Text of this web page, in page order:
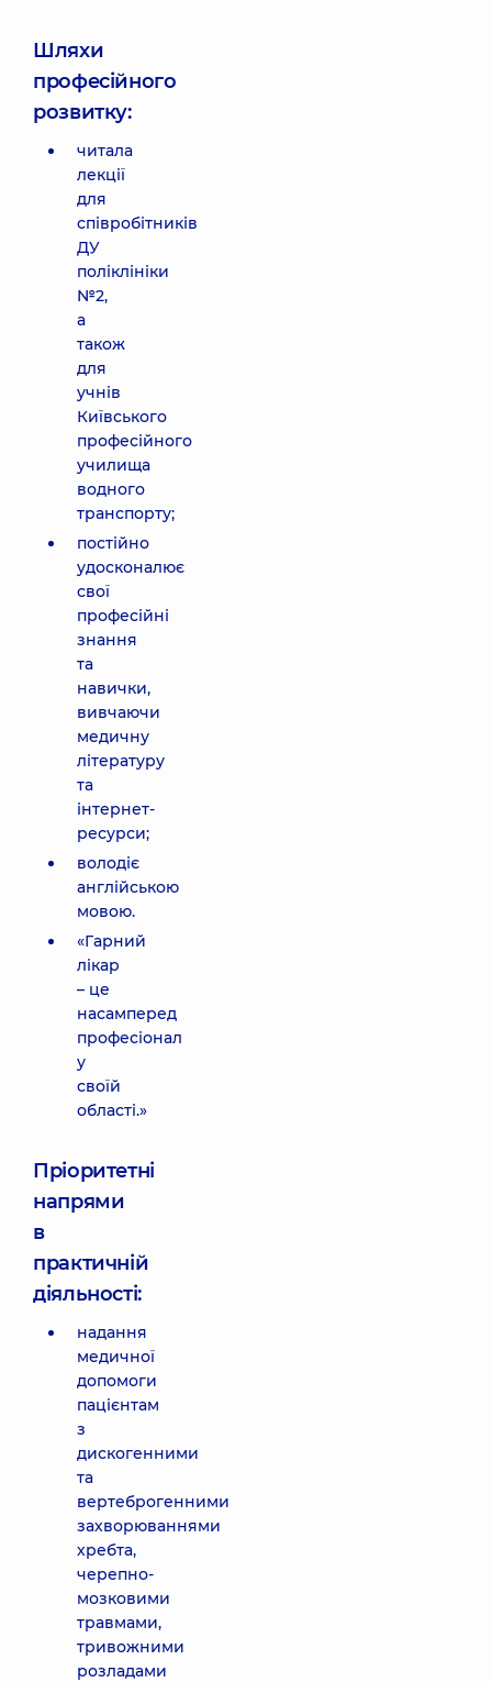
Шляхи
професійного
розвитку:
читала
лекції
для
співробітників
ДУ
поліклініки
№2,
а
також
для
учнів
Київського
професійного
училища
водного
транспорту;
постійно
удосконалює
свої
професійні
знання
та
навички,
вивчаючи
медичну
літературу
та
інтернет-
ресурси;
володіє
англійською
мовою.
«Гарний
лікар
– це
насамперед
професіонал
у
своїй
області.»
Пріоритетні
напрями
в
практичній
діяльності:
надання
медичної
допомоги
пацієнтам
з
дискогенними
та
вертеброгенними
захворюваннями
хребта,
черепно-
мозковими
травмами,
тривожними
розладами